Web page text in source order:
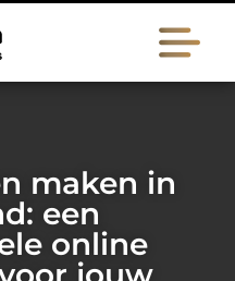
maken in
een
online